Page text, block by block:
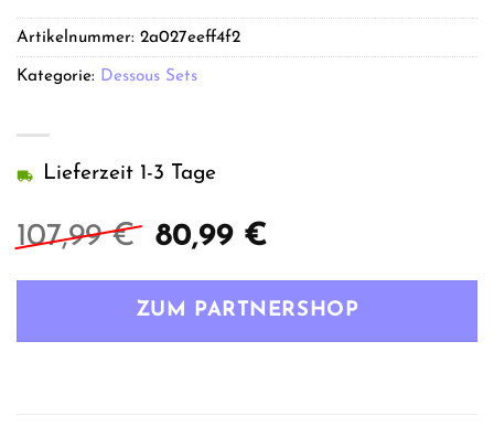
107,99€
Ursprünglicher
war:
80,99 €Aktueller
ist:
Lieferzeit 1-3 Tage
ZUM PARTNERSHOP
Artikelnummer: 2a027eeff4f2
Kategorie: Dessous Sets